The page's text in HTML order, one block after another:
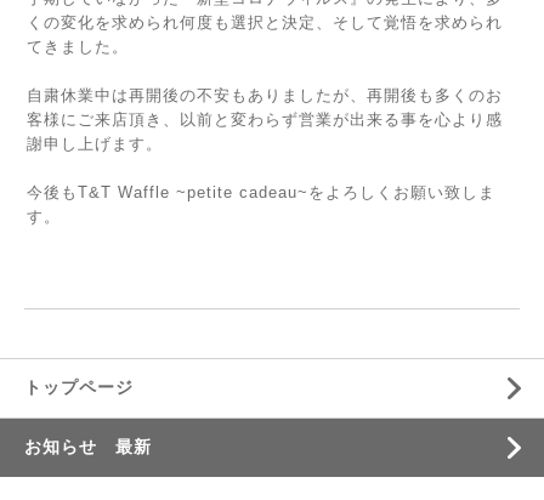
くの変化を求められ何度も選択と決定、そして覚悟を求められ
てきました。
自粛休業中は再開後の不安もありましたが、再開後も多くのお
客様にご来店頂き、以前と変わらず営業が出来る事を心より感
謝申し上げます。
今後もT&T Waffle ~petite cadeau~をよろしくお願い致しま
す。
トップページ
お知らせ 最新